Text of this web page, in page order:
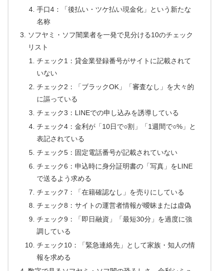
手口4：「後払い・ツケ払い現金化」という新たな
名称
ソフヤミ・ソフ闇業者を一発で見分ける10のチェック
リスト
チェック1：貸金業登録番号がサイトに記載されて
いない
チェック2：「ブラックOK」「審査なし」を大々的
に謳っている
チェック3：LINEでの申し込みを誘導している
チェック4：金利が「10日で○割」「1週間で○%」と
表記されている
チェック5：固定電話番号が記載されていない
チェック6：申込時に身分証明書の「写真」をLINE
で送るよう求める
チェック7：「在籍確認なし」を売りにしている
チェック8：サイトの運営者情報が曖昧または虚偽
チェック9：「即日融資」「最短30分」を過度に強
調している
チェック10：「緊急連絡先」として家族・知人の情
報を求める